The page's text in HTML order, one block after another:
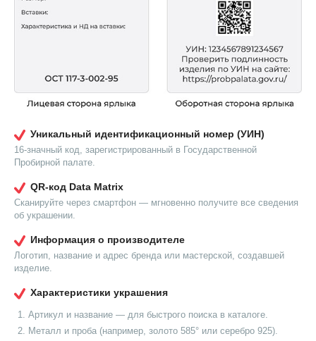
Уникальный идентификационный номер (УИН)
16-значный код, зарегистрированный в Государственной
Пробирной палате.
QR-код Data Matrix
Сканируйте через смартфон — мгновенно получите все сведения
об украшении.
Информация о производителе
Логотип, название и адрес бренда или мастерской, создавшей
изделие.
Характеристики украшения
Артикул и название — для быстрого поиска в каталоге.
Металл и проба (например, золото 585° или серебро 925).